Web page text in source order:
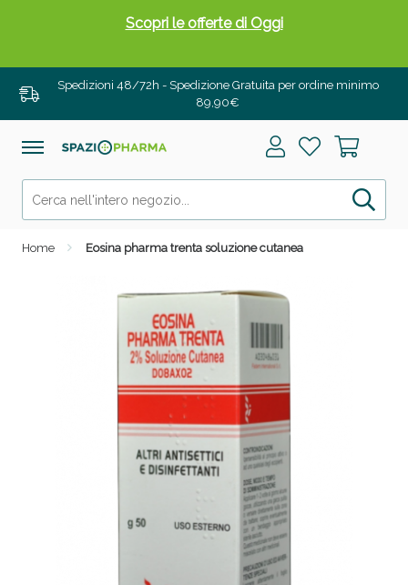
Spedizioni 48/72h - Spedizione Gratuita per ordine minimo
89,90€
Home Eosina pharma trenta soluzione cutanea
Scopri le offerte di Oggi
Drenanti e Pancia Piatta: Sconti fino al 55% validi
solo per OGGI!